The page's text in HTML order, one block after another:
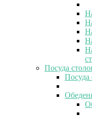
Посуда
Посуда